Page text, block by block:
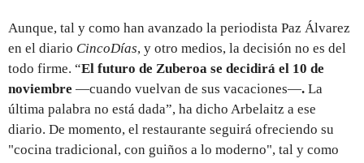
Aunque, tal y como han avanzado la periodista Paz Álvarez
en el diario CincoDías, y otro medios, la decisión no es del
todo firme. “El futuro de Zuberoa se decidirá el 10 de
noviembre —cuando vuelvan de sus vacaciones—. La
última palabra no está dada”, ha dicho Arbelaitz a ese
diario. De momento, el restaurante seguirá ofreciendo su
"cocina tradicional, con guiños a lo moderno", tal y como